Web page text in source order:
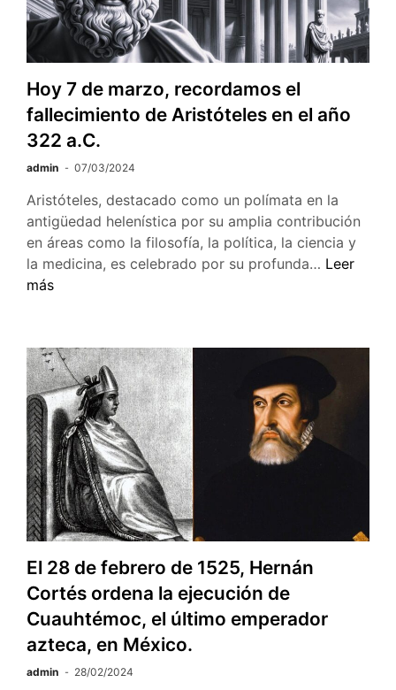
Francisco
de
Goya
Hoy 7 de marzo, recordamos el
fallecimiento de Aristóteles en el año
322 a.C.
admin 07/03/2024
Aristóteles, destacado como un polímata en la
antigüedad helenística por su amplia contribución
en áreas como la filosofía, la política, la ciencia y
la medicina, es celebrado por su profunda… Hoy
a.C.
Leer
más
El 28 de febrero de 1525, Hernán
Cortés ordena la ejecución de
Cuauhtémoc, el último emperador
azteca, en México.
admin 28/02/2024